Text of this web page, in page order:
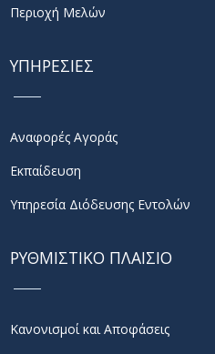
Περιοχή Μελών
ΥΠΗΡΕΣΙΕΣ
Αναφορές Αγοράς
Εκπαίδευση
Υπηρεσία Διόδευσης Εντολών
ΡΥΘΜΙΣΤΙΚΟ ΠΛΑΙΣΙΟ
Κανονισμοί και Αποφάσεις